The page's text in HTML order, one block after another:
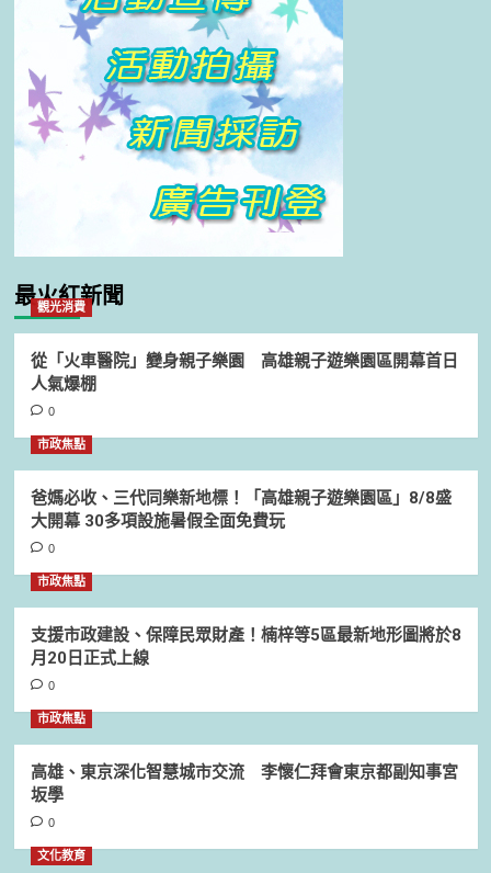
最火紅新聞
觀光消費
從「火車醫院」變身親子樂園 高雄親子遊樂園區開幕首日
人氣爆棚
0
市政焦點
爸媽必收、三代同樂新地標！「高雄親子遊樂園區」8/8盛
大開幕 30多項設施暑假全面免費玩
0
市政焦點
支援市政建設、保障民眾財產！楠梓等5區最新地形圖將於8
月20日正式上線
0
市政焦點
高雄、東京深化智慧城市交流 李懷仁拜會東京都副知事宮
坂學
0
文化教育